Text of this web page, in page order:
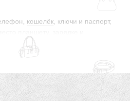
кошелёк, ключи и паспорт,
а к содержимому нужно
вокруг основного отделения и
Эти детали определяют,